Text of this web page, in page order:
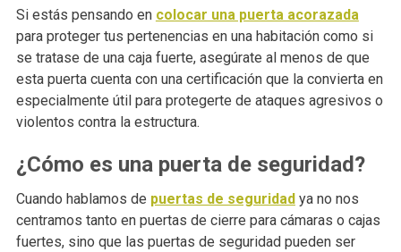
Si estás pensando en colocar una puerta acorazada
para proteger tus pertenencias en una habitación como si
se tratase de una caja fuerte, asegúrate al menos de que
esta puerta cuenta con una certificación que la convierta en
especialmente útil para protegerte de ataques agresivos o
violentos contra la estructura.
¿Cómo es una puerta de seguridad?
Cuando hablamos de puertas de seguridad ya no nos
centramos tanto en puertas de cierre para cámaras o cajas
fuertes, sino que las puertas de seguridad pueden ser